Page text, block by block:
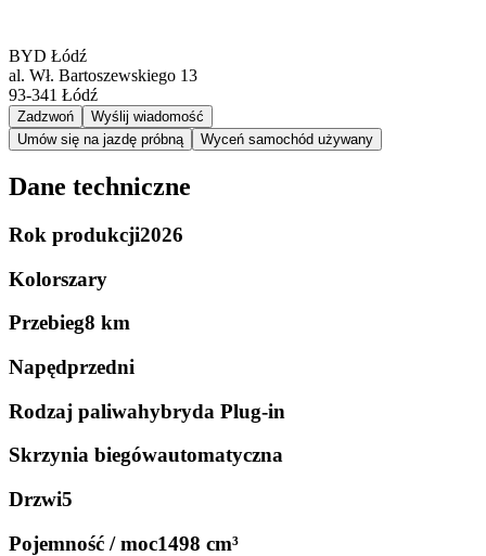
BYD Łódź
al. Wł. Bartoszewskiego 13
93-341 Łódź
Zadzwoń
Wyślij wiadomość
Umów się na jazdę próbną
Wyceń samochód używany
Dane techniczne
Rok produkcji2026
Kolorszary
Przebieg8 km
Napędprzedni
Rodzaj paliwahybryda Plug-in
Skrzynia biegówautomatyczna
Drzwi5
Pojemność / moc1498 cm³